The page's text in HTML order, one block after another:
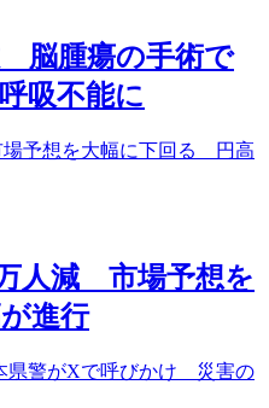
脳腫瘍の手術で
吸不能に
予想を大幅に下回る 円高
人減 市場予想を
進行
県警がXで呼びかけ 災害の